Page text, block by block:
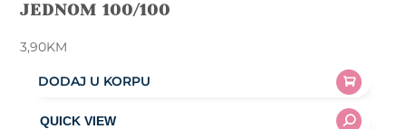
JEDNOM 100/100
3,90KM
DODAJ U KORPU